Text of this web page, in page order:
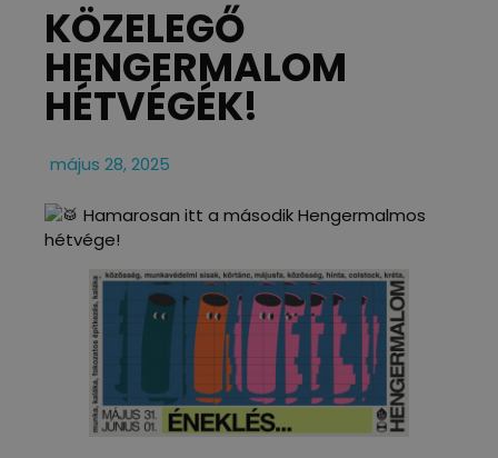
KÖZELEGŐ
HENGERMALOM
HÉTVÉGÉK!
május 28, 2025
Hamarosan itt a második Hengermalmos
hétvége!